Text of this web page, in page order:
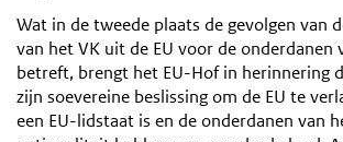
Wat in de tweede plaats de gevolgen van
van het VK uit de EU voor de onderdanen
betreft, brengt het EU-Hof in herinnering
zijn soevereine beslissing om de EU te
een EU-lidstaat is en de onderdanen van